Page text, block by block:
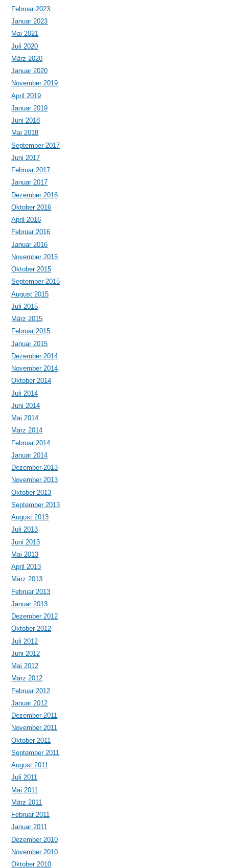
Februar 2023
Januar 2023
Mai 2021
Juli 2020
März 2020
Januar 2020
November 2019
April 2019
Januar 2019
Juni 2018
Mai 2018
September 2017
Juni 2017
Februar 2017
Januar 2017
Dezember 2016
Oktober 2016
April 2016
Februar 2016
Januar 2016
November 2015
Oktober 2015
September 2015
August 2015
Juli 2015
März 2015
Februar 2015
Januar 2015
Dezember 2014
November 2014
Oktober 2014
Juli 2014
Juni 2014
Mai 2014
März 2014
Februar 2014
Januar 2014
Dezember 2013
November 2013
Oktober 2013
September 2013
August 2013
Juli 2013
Juni 2013
Mai 2013
April 2013
März 2013
Februar 2013
Januar 2013
Dezember 2012
Oktober 2012
Juli 2012
Juni 2012
Mai 2012
März 2012
Februar 2012
Januar 2012
Dezember 2011
November 2011
Oktober 2011
September 2011
August 2011
Juli 2011
Mai 2011
März 2011
Februar 2011
Januar 2011
Dezember 2010
November 2010
Oktober 2010